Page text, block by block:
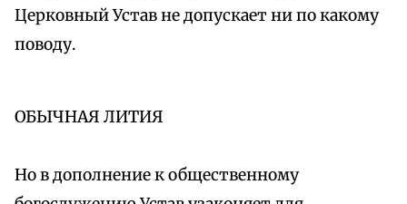
Церковный Устав не допускает ни по какому
поводу.
ОБЫЧНАЯ ЛИТИЯ
Но в дополнение к общественному